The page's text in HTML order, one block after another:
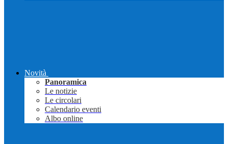
Novità
Panoramica
Le notizie
Le circolari
Calendario eventi
Albo online